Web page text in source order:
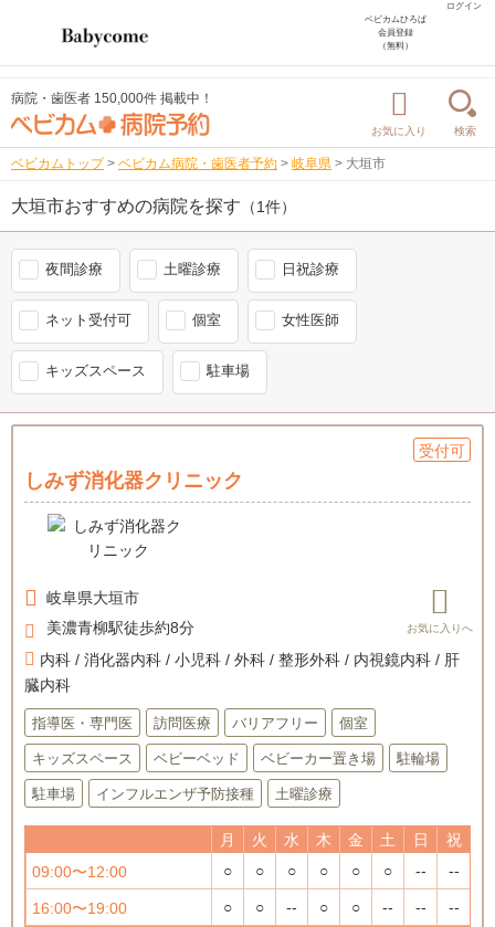
ログイン
ベビカムひろば
会員登録
（無料）
病院・歯医者 150,000件 掲載中！
お気に入り 検索
ベビカムトップ > ベビカム病院・歯医者予約 > 岐阜県 > 大垣市
大垣市おすすめの病院を探す （1件）
夜間診療 土曜診療 日祝診療
ネット受付可 個室 女性医師
キッズスペース 駐車場
受付可
しみず消化器クリニック
岐阜県大垣市
美濃青柳駅徒歩約8分
内科 / 消化器内科 / 小児科 / 外科 / 整形外科 / 内視鏡内科 / 肝
臓内科
指導医・専門医 訪問医療 バリアフリー 個室
キッズスペース ベビーベッド ベビーカー置き場 駐輪場
駐車場 インフルエンザ予防接種 土曜診療
月 火 水 木 金 土 日
祝
09:00〜12:00
○ ○ ○ ○ ○ ○ -- --
16:00〜19:00 ○ ○ -- ○ ○ -- -- --